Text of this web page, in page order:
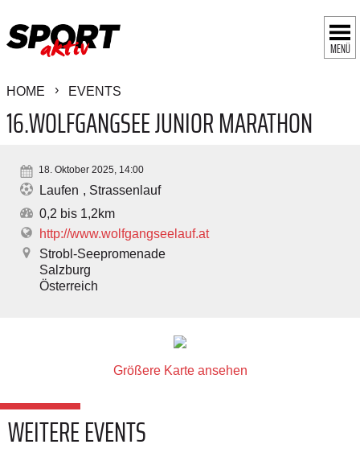
MENÜ
HOME EVENTS
16.WOLFGANGSEE JUNIOR MARATHON
18. Oktober 2025, 14:00
Laufen
Strassenlauf
0,2 bis 1,2km
http://www.wolfgangseelauf.at
Strobl-Seepromenade
Salzburg
Österreich
Größere Karte ansehen
WEITERE EVENTS